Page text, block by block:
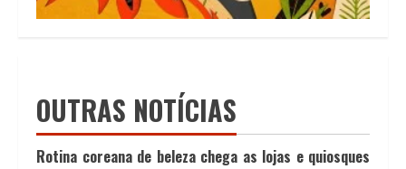
OUTRAS NOTÍCIAS
Rotina coreana de beleza chega as lojas e quiosques